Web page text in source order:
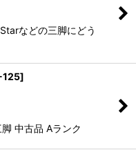
などの三脚にどう
125]
中古品 Aランク